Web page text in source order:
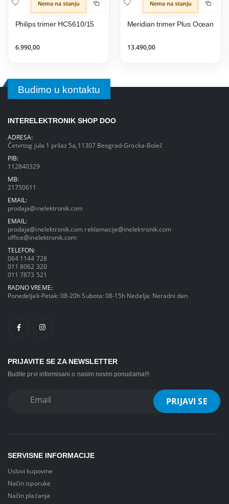
Nema na stanju
Philips trimer HC5610/15
6.990,00
Nema na stanju
Meridian trimer Plus Ocean
13.490,00
Budimo u kontaktu
INTERELEKTRONIK SHOP DOO
ADRESA:
Četvrtog jula 1 prilaz 5a,11307 Beograd-Grocka-Boleč
PIB:
112840329
MB:
21750611
EMAIL:
prodaja@inelektronik.com
EMAIL:
prodaja@inelektronik.com reklamacije@inelektronik.com
office@inelektronik.com
TELEFON:
064 1144 728
011 8062 320
011 7873 521
RADNO VREME:
Ponedeljak-Petak: 08-20h Subota: 08-15h Nedelja: Neradni dan
PRIJAVITE SE ZA NEWSLETTER
Budite prvi informisani o nasim novim ponudama!!!
SERVISNE INFORMACIJE
Uslovi kupovine
Način isporuke
Način plaćanja